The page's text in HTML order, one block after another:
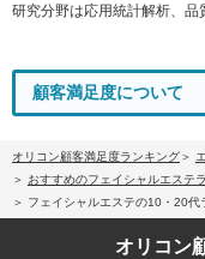
研究分野は応用統計解析、品
顧客満足度について
オリコン顧客満足度ランキング
おすすめのフェイシャルエステ
フェイシャルエステの10・20代
オリコン